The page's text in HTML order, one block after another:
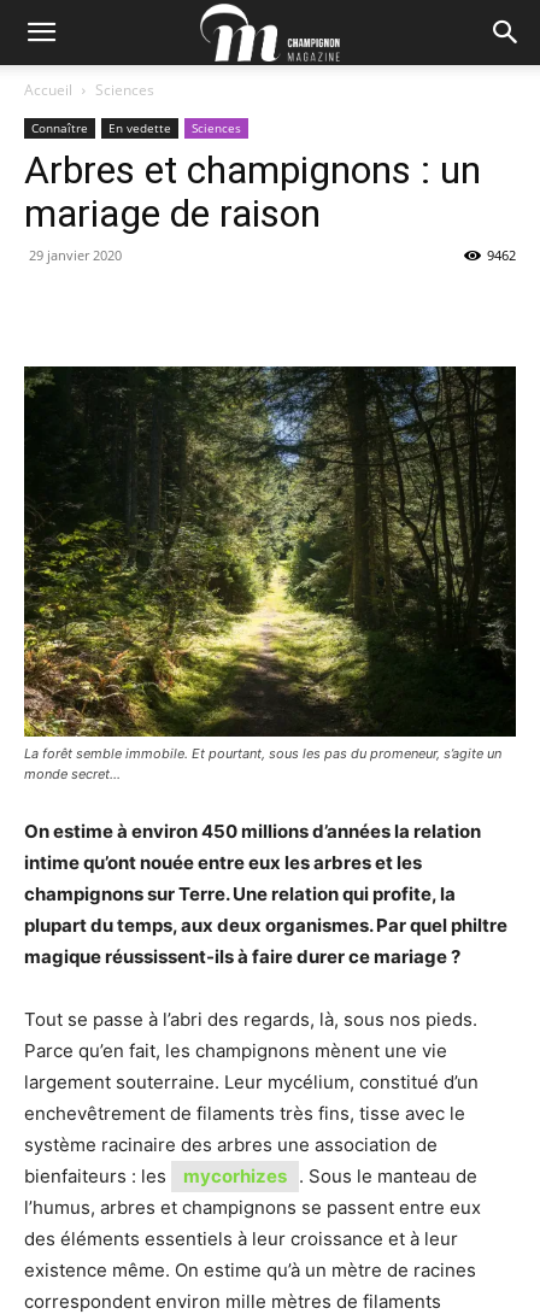
Accueil Sciences
Connaître En vedette Sciences
Arbres et champignons : un
mariage de raison
29 janvier 2020 9462
La forêt semble immobile. Et pourtant, sous les pas du promeneur, s’agite un
monde secret…
On estime à environ 450 millions d’années la relation
intime qu’ont nouée entre eux les arbres et les
champignons sur Terre. Une relation qui profite, la
plupart du temps, aux deux organismes. Par quel philtre
magique réussissent-ils à faire durer ce mariage ?
Tout se passe à l’abri des regards, là, sous nos pieds.
Parce qu’en fait, les champignons mènent une vie
largement souterraine. Leur mycélium, constitué d’un
enchevêtrement de filaments très fins, tisse avec le
système racinaire des arbres une association de
bienfaiteurs : les
mycorhizes . Sous le manteau de
l’humus, arbres et champignons se passent entre eux
des éléments essentiels à leur croissance et à leur
existence même. On estime qu’à un mètre de racines
correspondent environ mille mètres de filaments